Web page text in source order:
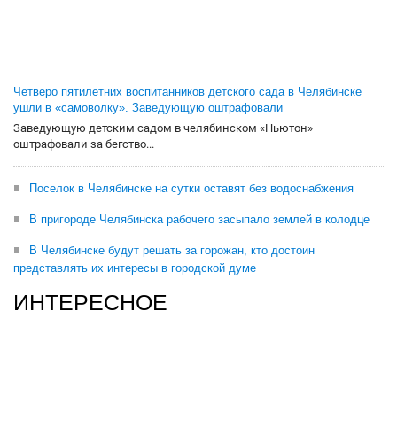
Четверо пятилетних воспитанников детского сада в Челябинске
ушли в «самоволку». Заведующую оштрафовали
Заведующую детским садом в челябинском «Ньютон»
оштрафовали за бегство...
Поселок в Челябинске на сутки оставят без водоснабжения
В пригороде Челябинска рабочего засыпало землей в колодце
В Челябинске будут решать за горожан, кто достоин
представлять их интересы в городской думе
ИНТЕРЕСНОЕ